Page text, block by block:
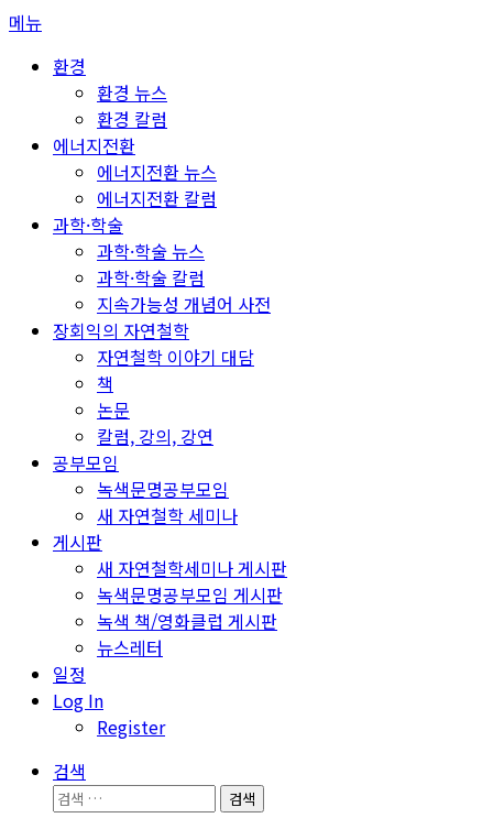
콘
메뉴
환경
환경 뉴스
환경 칼럼
에너지전환
에너지전환 뉴스
에너지전환 칼럼
과학·학술
과학·학술 뉴스
과학·학술 칼럼
지속가능성 개념어 사전
장회익의 자연철학
자연철학 이야기 대담
책
논문
칼럼, 강의, 강연
공부모임
녹색문명공부모임
새 자연철학 세미나
게시판
새 자연철학세미나 게시판
녹색문명공부모임 게시판
녹색 책/영화클럽 게시판
뉴스레터
일정
Log In
Register
검색
검